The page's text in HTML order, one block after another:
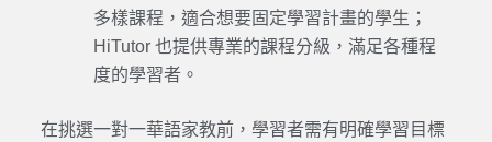
多樣課程，適合想要固定學習計畫的學生；
HiTutor 也提供專業的課程分級，滿足各種程
度的學習者。
在挑選一對一華語家教前，學習者需有明確學習目標